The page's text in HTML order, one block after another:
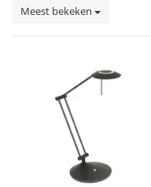
Meest bekeken